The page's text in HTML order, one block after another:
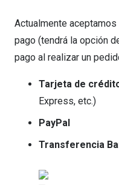
Actualmente
pago (tendrá la opción
pago al realizar un
Tarjeta de
Express, etc.)
PayPal
Transferencia